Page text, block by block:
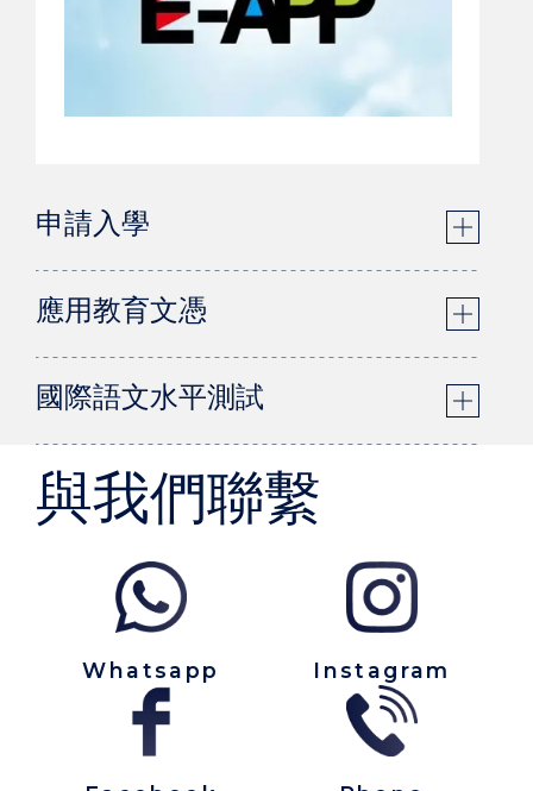
申請入學
應用教育文憑
國際語文水平測試
與我們聯繫
Whatsapp Instagram